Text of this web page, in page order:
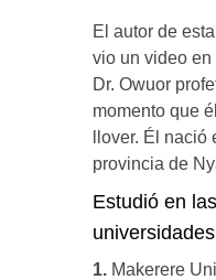
El autor de
vio un video en
Dr. Owuor
momento que
llover. Él
provincia de
Estudió en
1. Makerere